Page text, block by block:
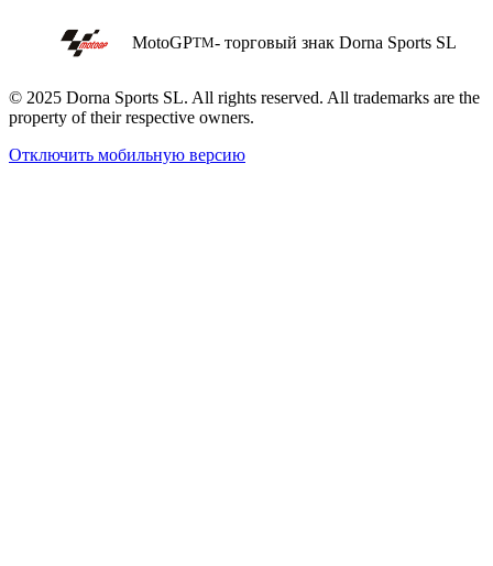
MotoGPTM- торговый знак Dorna Sports SL
© 2025 Dorna Sports SL. All rights reserved. All trademarks are the
property of their respective owners.
Отключить мобильную версию